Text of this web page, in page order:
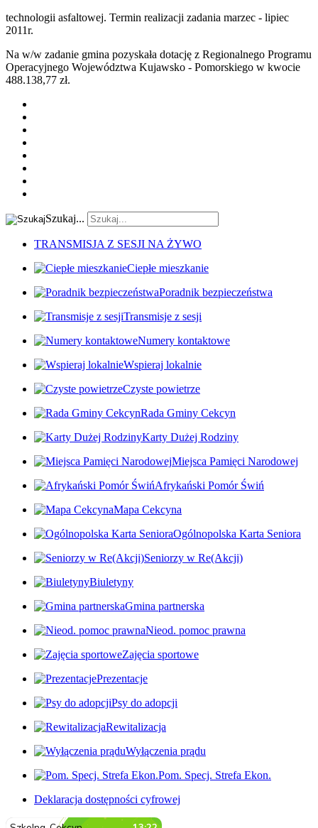
technologii asfaltowej. Termin realizacji zadania marzec - lipiec
2011r.
Na w/w zadanie gmina pozyskała dotację z Regionalnego Programu
Operacyjnego Województwa Kujawsko - Pomorskiego w kwocie
488.138,77 zł.
Szukaj...
TRANSMISJA Z SESJI NA ŻYWO
Ciepłe mieszkanie
Poradnik bezpieczeństwa
Transmisje z sesji
Numery kontaktowe
Wspieraj lokalnie
Czyste powietrze
Rada Gminy Cekcyn
Karty Dużej Rodziny
Miejsca Pamięci Narodowej
Afrykański Pomór Świń
Mapa Cekcyna
Ogólnopolska Karta Seniora
Seniorzy w Re(Akcji)
Biuletyny
Gmina partnerska
Nieod. pomoc prawna
Zajęcia sportowe
Prezentacje
Psy do adopcji
Rewitalizacja
Wyłączenia prądu
Pom. Specj. Strefa Ekon.
Deklaracja dostępności cyfrowej